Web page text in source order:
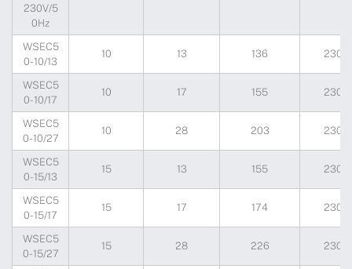
230V/5
0Hz
WSEC5
0-10/13
10 13 136 230
WSEC5
0-10/17
10 17 155 230
WSEC5
0-10/27
10 28 203 230
WSEC5
0-15/13
15 13 155 230
WSEC5
0-15/17
15 17 174 230
WSEC5
0-15/27
15 28 226 230